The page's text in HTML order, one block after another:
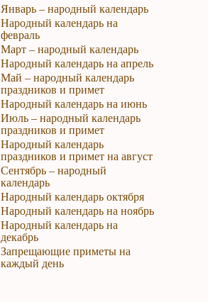
Январь – народный календарь
Народный календарь на
февраль
Март – народный календарь
Народный календарь на апрель
Май – народный календарь
праздников и примет
Народный календарь на июнь
Июль – народный календарь
праздников и примет
Народный календарь
праздников и примет на август
Сентябрь – народный
календарь
Народный календарь октября
Народный календарь на ноябрь
Народный календарь на
декабрь
Запрещающие приметы на
каждый день